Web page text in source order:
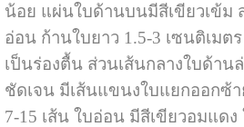
น้อย แผ่นใบด้านบนมีสีเขียวเข้ม
อ่อน ก้านใบยาว 1.5-3 เซนติเมต
เป็นร่องตื้น ส่วนเส้นกลางใบด้าน
ชัดเจน มีเส้นแขนงใบแยกออกซ้
7-15 เส้น ใบอ่อน มีสีเขียวอมแดง